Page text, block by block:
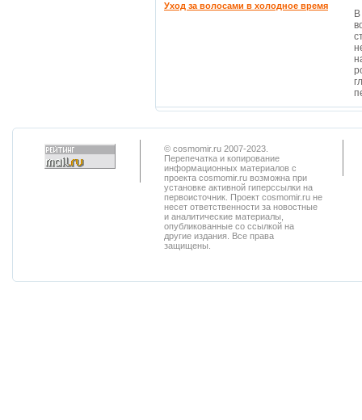
Уход за волосами в холодное время
© cosmomir.ru 2007-2023.
Перепечатка и копирование
информационных материалов с
проекта cosmomir.ru возможна при
установке активной гиперссылки на
первоисточник. Проект cosmomir.ru не
несет ответственности за новостные
и аналитические материалы,
опубликованные со ссылкой на
другие издания. Все права
защищены.